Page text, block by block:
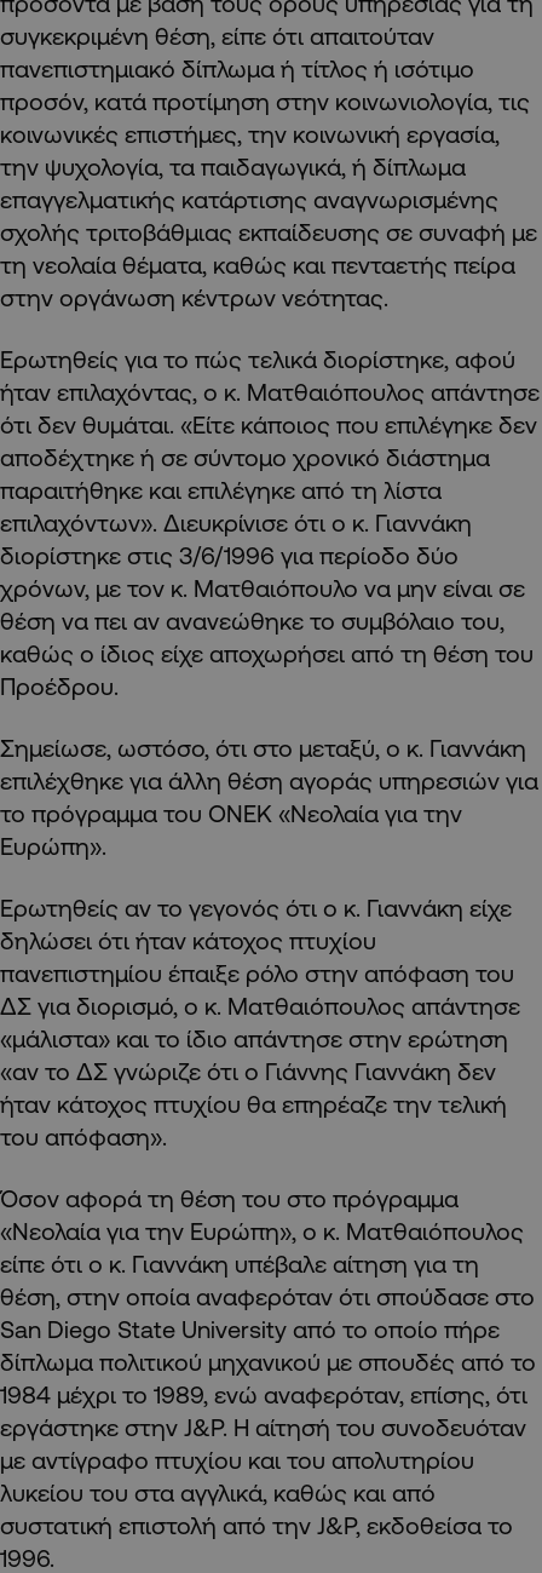
συγκεκριμένη θέση, είπε ότι απαιτούταν
πανεπιστημιακό δίπλωμα ή τίτλος ή ισότιμο
προσόν, κατά προτίμηση στην κοινωνιολογία, τις
κοινωνικές επιστήμες, την κοινωνική εργασία,
την ψυχολογία, τα παιδαγωγικά, ή δίπλωμα
επαγγελματικής κατάρτισης αναγνωρισμένης
σχολής τριτοβάθμιας εκπαίδευσης σε συναφή με
τη νεολαία θέματα, καθώς και πενταετής πείρα
στην οργάνωση κέντρων νεότητας.
Ερωτηθείς για το πώς τελικά διορίστηκε, αφού
ήταν επιλαχόντας, ο κ. Ματθαιόπουλος απάντησε
ότι δεν θυμάται. «Είτε κάποιος που επιλέγηκε δεν
αποδέχτηκε ή σε σύντομο χρονικό διάστημα
παραιτήθηκε και επιλέγηκε από τη λίστα
επιλαχόντων». Διευκρίνισε ότι ο κ. Γιαννάκη
διορίστηκε στις 3/6/1996 για περίοδο δύο
χρόνων, με τον κ. Ματθαιόπουλο να μην είναι σε
θέση να πει αν ανανεώθηκε το συμβόλαιο του,
καθώς ο ίδιος είχε αποχωρήσει από τη θέση του
Προέδρου.
Σημείωσε, ωστόσο, ότι στο μεταξύ, ο κ. Γιαννάκη
επιλέχθηκε για άλλη θέση αγοράς υπηρεσιών για
το πρόγραμμα του ΟΝΕΚ «Νεολαία για την
Ευρώπη».
Ερωτηθείς αν το γεγονός ότι ο κ. Γιαννάκη είχε
δηλώσει ότι ήταν κάτοχος πτυχίου
πανεπιστημίου έπαιξε ρόλο στην απόφαση του
ΔΣ για διορισμό, ο κ. Ματθαιόπουλος απάντησε
«μάλιστα» και το ίδιο απάντησε στην ερώτηση
«αν το ΔΣ γνώριζε ότι ο Γιάννης Γιαννάκη δεν
ήταν κάτοχος πτυχίου θα επηρέαζε την τελική
του απόφαση».
Όσον αφορά τη θέση του στο πρόγραμμα
«Νεολαία για την Ευρώπη», ο κ. Ματθαιόπουλος
είπε ότι ο κ. Γιαννάκη υπέβαλε αίτηση για τη
θέση, στην οποία αναφερόταν ότι σπούδασε στο
San Diego State University από το οποίο πήρε
δίπλωμα πολιτικού μηχανικού με σπουδές από το
1984 μέχρι το 1989, ενώ αναφερόταν, επίσης, ότι
εργάστηκε στην J&P. Η αίτησή του συνοδευόταν
με αντίγραφο πτυχίου και του απολυτηρίου
λυκείου του στα αγγλικά, καθώς και από
συστατική επιστολή από την J&P, εκδοθείσα το
1996.